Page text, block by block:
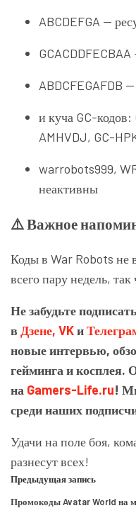
ABCDEFGA —
ABDCFEGAFDB
и куча GC-
AMHVDJ, GC-
warrobots999,
неактивны
⚠️ Важное
Коды в War Robots не
всего пару недель, так
Не забудьте
в Дзене, VKи
новые интервью,
гейминга и косплея.
на Gamers-Life.ru!
среди наших
Удачи на поле боя,
разнесут всех!
Предыдущая запись
Промокоды Avatar World на